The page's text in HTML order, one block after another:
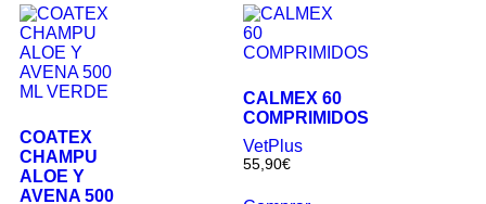
COATEX
CHAMPU
ALOE Y
AVENA 500
CALMEX 60
COMPRIMIDOS
VetPlus
55,90€